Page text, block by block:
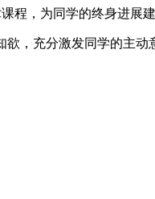
程，为同学的终身进展
，充分激发同学的主